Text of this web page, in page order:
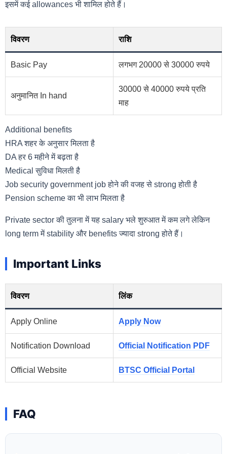
इसमें कई allowances भी शामिल होते हैं।
विवरण राशि
Basic Pay लगभग 20000 से 30000 रुपये
अनुमानित In hand
30000 से 40000 रुपये प्रति
माह
Additional benefits
HRA शहर के अनुसार मिलता है
DA हर 6 महीने में बढ़ता है
Medical सुविधा मिलती है
Job security government job होने की वजह से strong होती है
Pension scheme का भी लाभ मिलता है
Private sector की तुलना में यह salary भले शुरुआत में कम लगे लेकिन
long term में stability और benefits ज्यादा strong होते हैं।
Important Links
विवरण लिंक
Apply Online Apply Now
Notification Download Official Notification PDF
Official Website BTSC Official Portal
FAQ